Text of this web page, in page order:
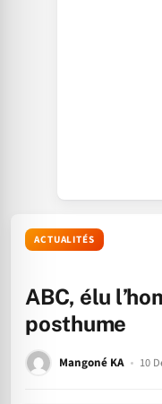
ACTUALITÉS
ABC, élu
posthume
Mangoné KA 10